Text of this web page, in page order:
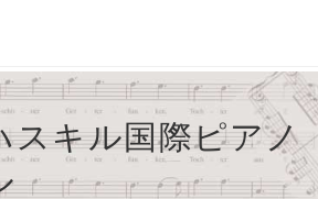
スキル国際ピアノ